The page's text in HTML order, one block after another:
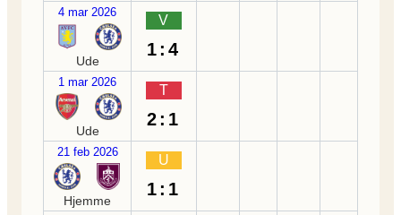
4 mar 2026
Ude
V
1:4
1 mar 2026
Ude
T
2:1
21 feb 2026
Hjemme
U
1:1